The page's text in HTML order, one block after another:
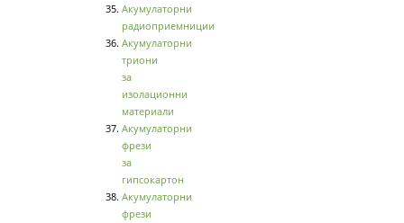
Акумулаторни
радиоприемниции
Акумулаторни
триони
за
изолационни
материали
Акумулаторни
фрези
за
гипсокартон
Акумулаторни
фрези